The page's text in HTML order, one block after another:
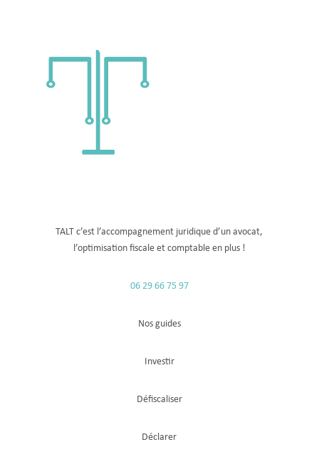
TALT c’est l’accompagnement juridique d’un avocat,
l’optimisation fiscaleet comptable en plus !
06 29 66 75 97
Nos guides
Investir
Défiscaliser
Déclarer